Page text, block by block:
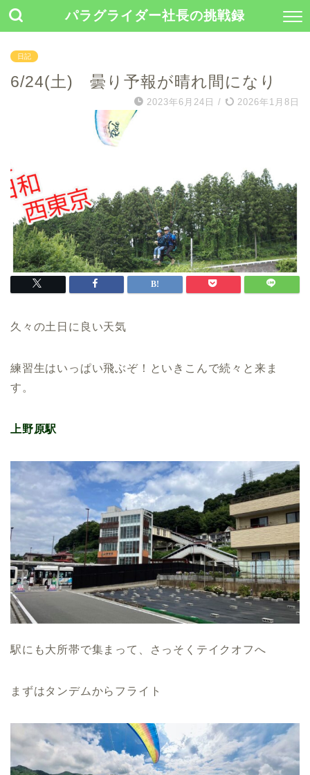
パラグライダー社長の挑戦録
日記
6/24(土) 曇り予報が晴れ間になり
2023年6月24日 / 2026年1月8日
久々の土日に良い天気
練習生はいっぱい飛ぶぞ！といきこんで続々と来ま
す。
上野原駅
駅にも大所帯で集まって、さっそくテイクオフへ
まずはタンデムからフライト